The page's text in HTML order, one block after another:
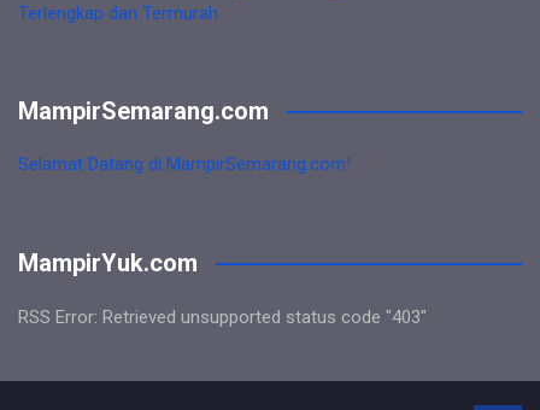
Terlengkap dan Termurah
MampirSemarang.com
Selamat Datang di MampirSemarang.com!
MampirYuk.com
RSS Error: Retrieved unsupported status code "403"